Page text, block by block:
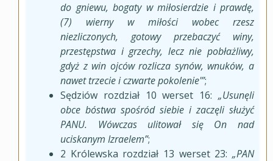
do gniewu, bogaty w miłosierdzie i prawdę,
(7) wierny w miłości wobec rzesz
niezliczonych, gotowy przebaczyć winy,
przestępstwa i grzechy, lecz nie pobłażliwy,
gdyż z win ojców rozlicza synów, wnuków, a
nawet trzecie i czwarte pokolenie'”;
Sędziów rozdział 10 werset 16: „Usunęli
obce bóstwa spośród siebie i zaczęli służyć
PANU. Wówczas ulitował się On nad
uciskanym Izraelem”;
2 Królewska rozdział 13 werset 23: „PAN